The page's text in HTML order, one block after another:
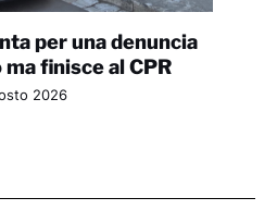
per una denuncia
finisce al CPR
2026